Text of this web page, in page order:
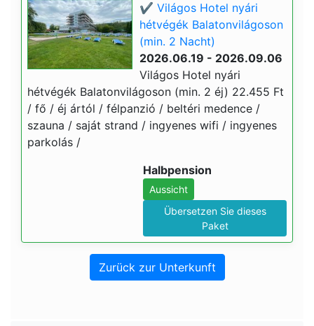
✔️ Világos Hotel nyári
hétvégék Balatonvilágoson
(min. 2 Nacht)
2026.06.19 - 2026.09.06
Világos Hotel nyári
hétvégék Balatonvilágoson (min. 2 éj) 22.455 Ft
/ fő / éj ártól / félpanzió / beltéri medence /
szauna / saját strand / ingyenes wifi / ingyenes
parkolás /
Halbpension
Aussicht
Übersetzen Sie dieses
Paket
Zurück zur Unterkunft